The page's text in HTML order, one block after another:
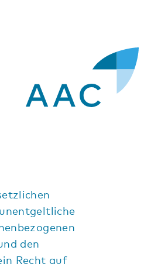
den
Recht auf